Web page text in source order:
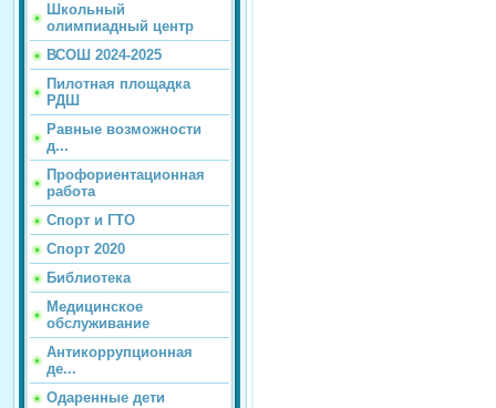
Школьный
олимпиадный центр
ВСОШ 2024-2025
Пилотная площадка
РДШ
Равные возможности
д...
Профориентационная
работа
Спорт и ГТО
Спорт 2020
Библиотека
Медицинское
обслуживание
Антикоррупционная
де...
Одаренные дети